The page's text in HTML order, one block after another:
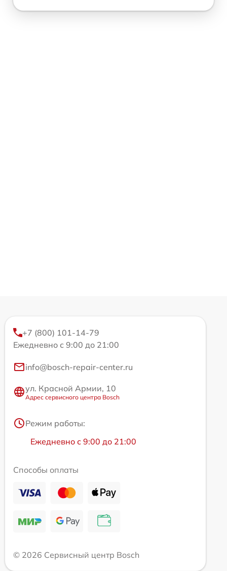
+7 (800) 101-14-79
Ежедневно с 9:00 до 21:00
info@bosch-repair-center.ru
ул. Красной Армии, 10
Адрес сервисного центра Bosch
Режим работы:
Ежедневно с 9:00 до 21:00
Способы оплаты
© 2026 Сервисный центр Bosch